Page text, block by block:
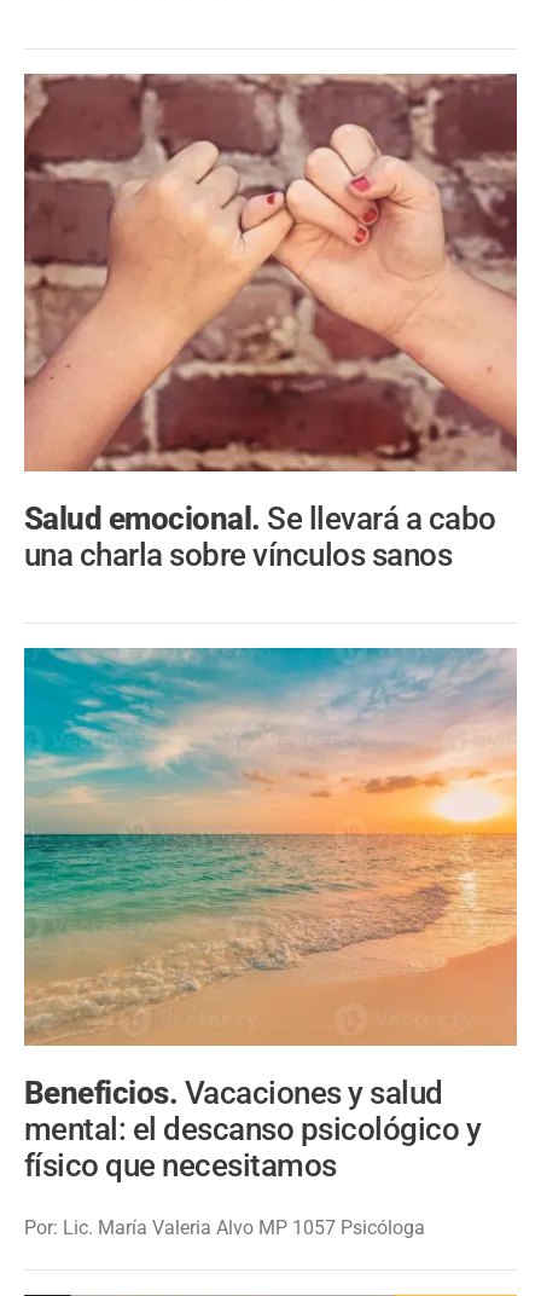
Salud emocional. Se llevará a cabo
una charla sobre vínculos sanos
Beneficios. Vacaciones y salud
mental: el descanso psicológico y
físico que necesitamos
Por: Lic. María Valeria Alvo MP 1057 Psicóloga